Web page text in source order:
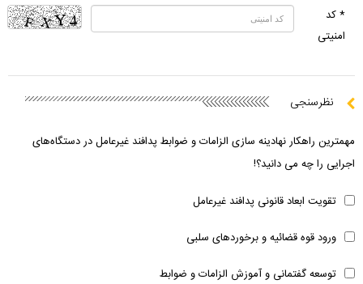
* کد
امنیتی
نظرسنجی
مهمترین راهکار نهادینه سازی الزامات و ضوابط پدافند غیرعامل در دستگاه‌های
اجرایی را چه می دانید؟!
تقویت ابعاد قانونی پدافند غیرعامل
ورود قوه قضائیه و برخوردهای سلبی
توسعه گفتمانی و آموزش الزامات و ضوابط